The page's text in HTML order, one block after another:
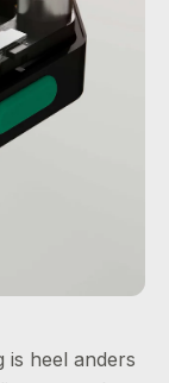
is heel anders